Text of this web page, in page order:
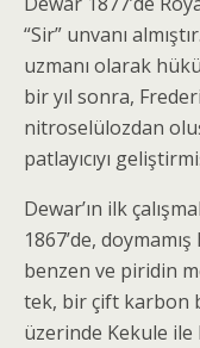
“Sir” unvanı
uzmanı olarak
bir yıl sonra,
nitroselülozdan
patlayıcıyı
Dewar’ın ilk
1867’de,
benzen ve piridin
tek, bir çift karbon
üzerinde Kekule ile